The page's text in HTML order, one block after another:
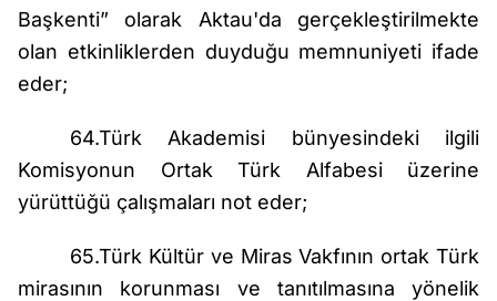
Başkenti” olarak Aktau'da gerçekleştirilmekte
olan etkinliklerden duyduğu memnuniyeti ifade
eder;
64.Türk Akademisi bünyesindeki ilgili
Komisyonun Ortak Türk Alfabesi üzerine
yürüttüğü çalışmaları not eder;
65.Türk Kültür ve Miras Vakfının ortak Türk
mirasının korunması ve tanıtılmasına yönelik